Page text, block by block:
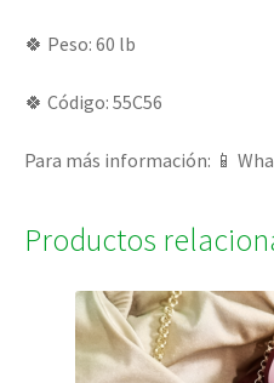
🍀 Peso: 60 lb
🍀 Código: 55C56
Para más información: 📱
Productos